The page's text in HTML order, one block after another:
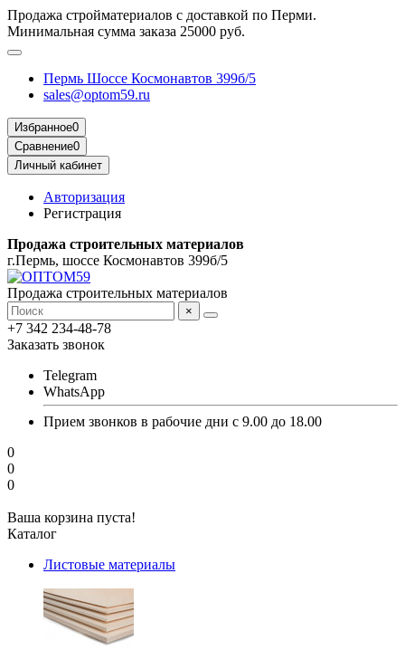
Продажа стройматериалов с доставкой по Перми.
Минимальная сумма заказа 25000 руб.
Пермь Шоссе Космонавтов 399б/5
sales@optom59.ru
Избранное0
Сравнение0
Личный кабинет
Авторизация
Регистрация
Продажа строительных материалов
г.Пермь, шоссе Космонавтов 399б/5
Продажа строительных материалов
×
+7 342 234-48-78
Заказать звонок
Telegram
WhatsApp
Прием звонков в рабочие дни с 9.00 до 18.00
0
0
0
Ваша корзина пуста!
Каталог
Листовые материалы